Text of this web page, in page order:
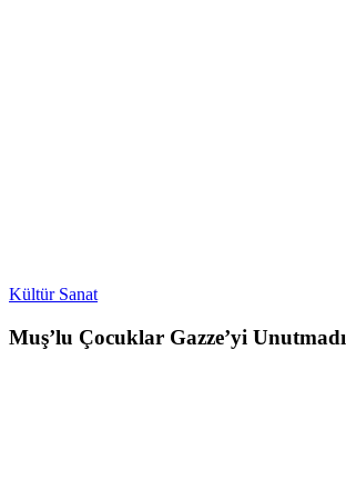
Kültür Sanat
Muş’lu Çocuklar Gazze’yi Unutmadı